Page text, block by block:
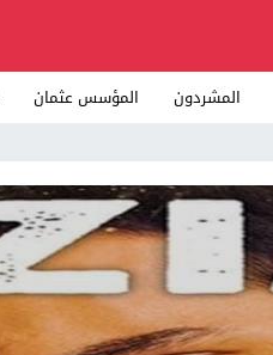
المشردون المؤسس عثمان